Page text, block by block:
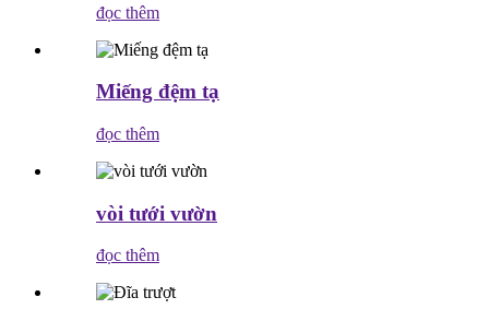
đọc thêm
Miếng đệm tạ
đọc thêm
vòi tưới vườn
đọc thêm